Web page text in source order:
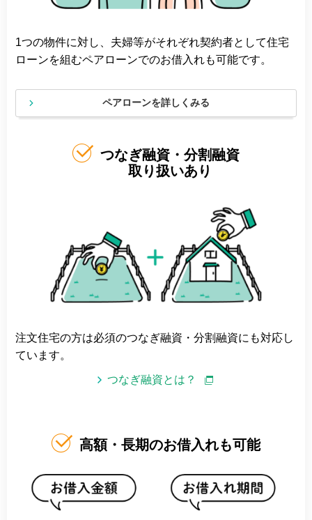
1つの物件に対し、夫婦等がそれぞれ契約者として住宅
ローンを組むペアローンでのお借入れも可能です。
ペアローンを詳しくみる
つなぎ融資・分割融資
取り扱いあり
注文住宅の方は必須のつなぎ融資・分割融資にも対応し
ています。
つなぎ融資とは？
高額・長期のお借入れも可能